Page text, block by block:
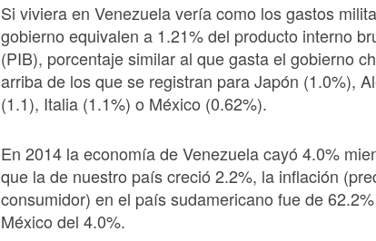
Si viviera en Venezuela vería como los gastos
gobierno equivalen a 1.21% del producto interno
(PIB), porcentaje similar al que gasta el gobierno
arriba de los que se registran para Japón (1.0%),
(1.1), Italia (1.1%) o México (0.62%).
En 2014 la economía de Venezuela cayó 4.0%
que la de nuestro país creció 2.2%, la inflación
consumidor) en el país sudamericano fue de
México del 4.0%.